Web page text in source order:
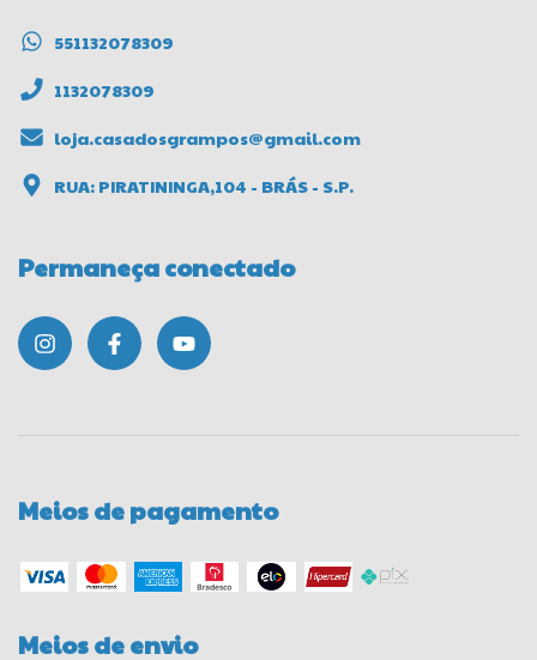
551132078309
1132078309
loja.casadosgrampos@gmail.com
RUA: PIRATININGA,104 - BRÁS - S.P.
Permaneça conectado
Meios de pagamento
Meios de envio